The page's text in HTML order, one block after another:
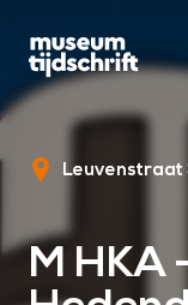
p
o
Leuvenstraat
M HKA